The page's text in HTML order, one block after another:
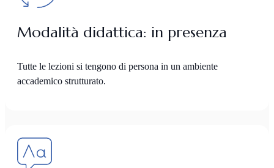
Modalità didattica: in presenza
Tutte le lezioni si tengono di persona in un ambiente
accademico strutturato.